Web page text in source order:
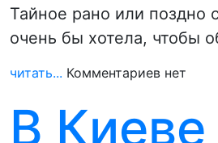
Тайное рано или поздно
очень бы хотела, чтобы
читать... Комментариев нет
В